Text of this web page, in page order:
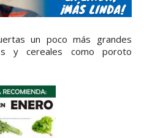
un poco más grandes
y cereales como poroto